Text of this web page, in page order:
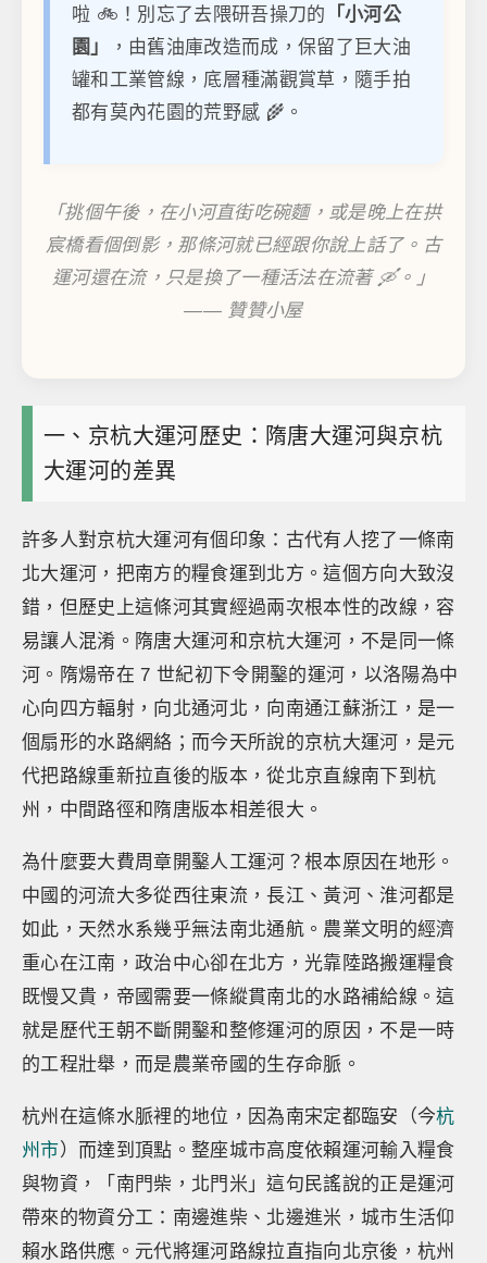
啦 🚲！別忘了去隈研吾操刀的 「小河公
園」
，由舊油庫改造而成，保留了巨大油
罐和工業管線，底層種滿觀賞草，隨手拍
都有莫內花園的荒野感 🌾。
「挑個午後，在小河直街吃碗麵，或是晚上在拱
宸橋看個倒影，那條河就已經跟你說上話了。古
運河還在流，只是換了一種活法在流著 🛶。」
—— 贊贊小屋
一、京杭大運河歷史：隋唐大運河與京杭
大運河的差異
許多人對京杭大運河有個印象：古代有人挖了一條南
北大運河，把南方的糧食運到北方。這個方向大致沒
錯，但歷史上這條河其實經過兩次根本性的改線，容
易讓人混淆。隋唐大運河和京杭大運河，不是同一條
河。隋煬帝在 7 世紀初下令開鑿的運河，以洛陽為中
心向四方輻射，向北通河北，向南通江蘇浙江，是一
個扇形的水路網絡；而今天所說的京杭大運河，是元
代把路線重新拉直後的版本，從北京直線南下到杭
州，中間路徑和隋唐版本相差很大。
為什麼要大費周章開鑿人工運河？根本原因在地形。
中國的河流大多從西往東流，長江、黃河、淮河都是
如此，天然水系幾乎無法南北通航。農業文明的經濟
重心在江南，政治中心卻在北方，光靠陸路搬運糧食
既慢又貴，帝國需要一條縱貫南北的水路補給線。這
就是歷代王朝不斷開鑿和整修運河的原因，不是一時
的工程壯舉，而是農業帝國的生存命脈。
杭州在這條水脈裡的地位，因為南宋定都臨安（今杭
州市）而達到頂點。整座城市高度依賴運河輸入糧食
與物資，「南門柴，北門米」這句民謠說的正是運河
帶來的物資分工：南邊進柴、北邊進米，城市生活仰
賴水路供應。元代將運河路線拉直指向北京後，杭州